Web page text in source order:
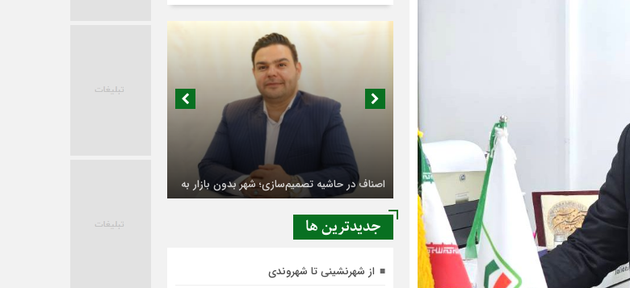
اصناف در حاشیه تصمیم‌سازی؛ شهر بدون بازار به
کجا می‌رسد؟
جديدترين ها
از شهرنشینی تا شهروندی